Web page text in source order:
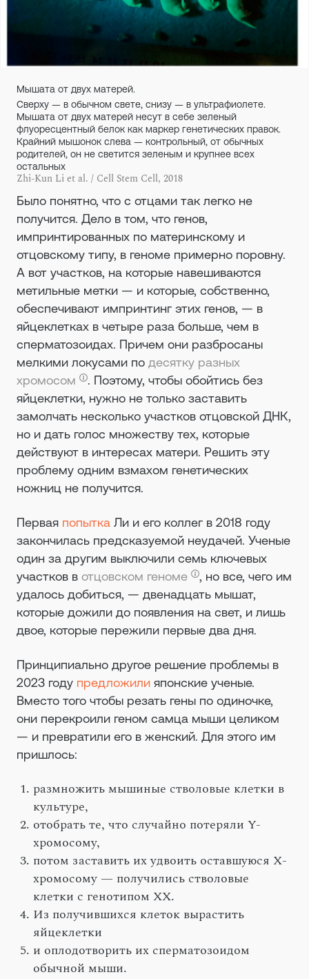
Мышата от двух матерей.
Сверху — в обычном свете, снизу — в ультрафиолете.
Мышата от двух матерей несут в себе зеленый
флуоресцентный белок как маркер генетических правок.
Крайний мышонок слева — контрольный, от обычных
родителей, он не светится зеленым и крупнее всех
остальных
Zhi-Kun Li et al. / Cell Stem Cell, 2018
Было понятно, что с отцами так легко не
получится. Дело в том, что генов,
импринтированных по материнскому и
отцовскому типу, в геноме примерно поровну.
А вот участков, на которые навешиваются
метильные метки — и которые, собственно,
обеспечивают импринтинг этих генов, — в
яйцеклетках в четыре раза больше, чем в
сперматозоидах. Причем они разбросаны
мелкими локусами по десятку разных
хромосом
. Поэтому, чтобы обойтись без
яйцеклетки, нужно не только заставить
замолчать несколько участков отцовской ДНК,
но и дать голос множеству тех, которые
действуют в интересах матери. Решить эту
проблему одним взмахом генетических
ножниц не получится.
Первая попытка Ли и его коллег в 2018 году
закончилась предсказуемой неудачей. Ученые
один за другим выключили семь ключевых
участков в отцовском геноме
, но все, чего им
удалось добиться, — двенадцать мышат,
которые дожили до появления на свет, и лишь
двое, которые пережили первые два дня.
Принципиально другое решение проблемы в
2023 году предложили японские ученые.
Вместо того чтобы резать гены по одиночке,
они перекроили геном самца мыши целиком
— и превратили его в женский. Для этого им
пришлось:
размножить мышиные стволовые клетки в
культуре,
отобрать те, что случайно потеряли Y-
хромосому,
потом заставить их удвоить оставшуюся Х-
хромосому — получились стволовые
клетки с генотипом ХХ.
Из получившихся клеток вырастить
яйцеклетки
и оплодотворить их сперматозоидом
обычной мыши.